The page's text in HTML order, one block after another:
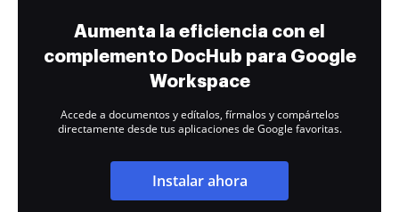
Aumenta la eficiencia con el
complemento DocHub para Google
Workspace
Accede a documentos y edítalos, fírmalos y compártelos
directamente desde tus aplicaciones de Google favoritas.
Instalar ahora